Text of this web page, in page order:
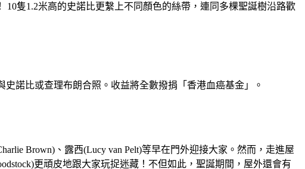
隻1.2米高的史諾比更繫上不同顏色的絲帶，連同多棵聖誕樹沿路歡
諾比或查理布朗合照。收益將全數撥捐「香港血癌基金」。
Brown)、露西(Lucy van Pelt)等早在門外迎接大家。然而，走進屋
更頑皮地跟大家玩捉迷藏！不但如此，聖誕期間，屋外還會有